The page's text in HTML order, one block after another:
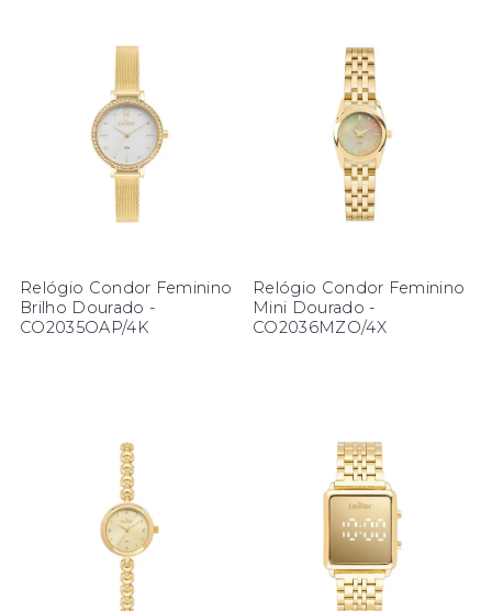
Relógio Condor Feminino
Brilho Dourado -
CO2035OAP/4K
Relógio Condor Feminino
Mini Dourado -
CO2036MZO/4X